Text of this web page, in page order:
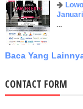
...
Baca Yang
CONTACT FORM